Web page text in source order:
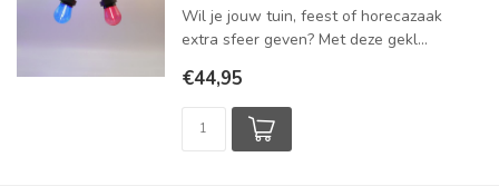
Wil je jouw tuin, feest of horecazaak
extra sfeer geven? Met deze gekl...
€44,95